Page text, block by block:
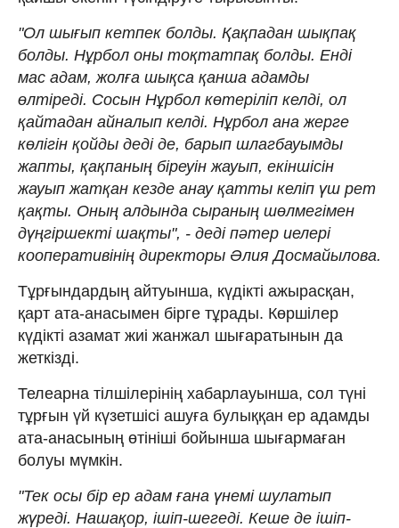
"Ол шығып кетпек болды. Қақпадан шықпақ
болды. Нұрбол оны тоқтатпақ болды. Енді
мас адам, жолға шықса қанша адамды
өлтіреді. Сосын Нұрбол көтеріліп келді, ол
қайтадан айналып келді. Нұрбол ана жерге
көлігін қойды деді де, барып шлагбауымды
жапты, қақпаның біреуін жауып, екіншісін
жауып жатқан кезде анау қатты келіп үш рет
қақты. Оның алдында сыраның шөлмегімен
дүңгіршекті шақты", - деді пәтер иелері
кооперативінің директоры Әлия Досмайылова.
Тұрғындардың айтуынша, күдікті ажырасқан,
қарт ата-анасымен бірге тұрады. Көршілер
күдікті азамат жиі жанжал шығаратынын да
жеткізді.
Телеарна тілшілерінің хабарлауынша, сол түні
тұрғын үй күзетшісі ашуға булыққан ер адамды
ата-анасының өтініші бойынша шығармаған
болуы мүмкін.
"Тек осы бір ер адам ғана үнемі шулатып
жүреді. Нашақор, ішіп-шегеді. Кеше де ішіп-